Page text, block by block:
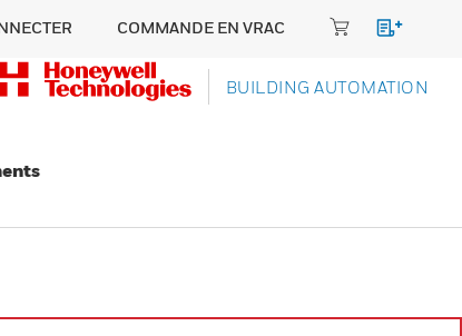
COMMANDE EN VRAC
BUILDING AUTOMATION